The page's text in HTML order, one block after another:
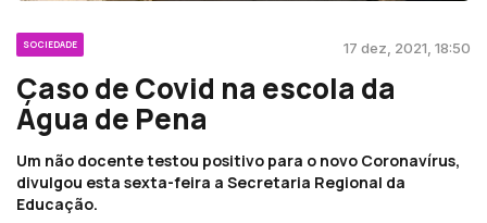
SOCIEDADE 17 dez, 2021, 18:50
Caso de Covid na escola da
Água de Pena
Um não docente testou positivo para o novo Coronavírus,
divulgou esta sexta-feira a Secretaria Regional da
Educação.